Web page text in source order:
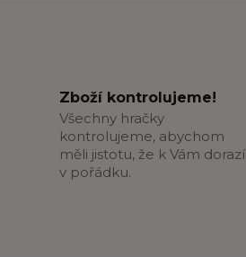
Zboží kontrolujeme!
Všechny hračky
kontrolujeme, abychom
měli jistotu, že k Vám dorazí
v pořádku.